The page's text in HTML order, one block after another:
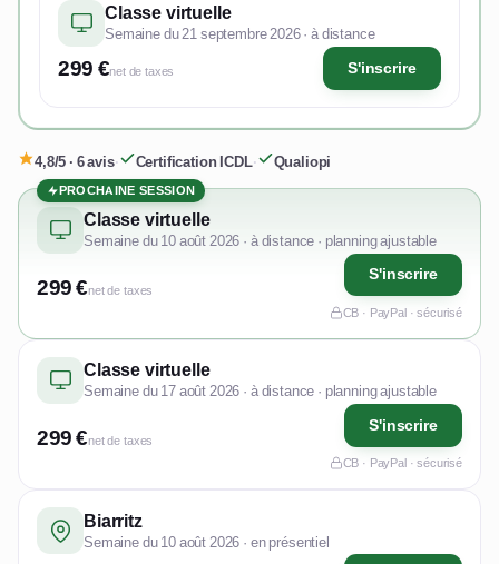
Classe virtuelle
Semaine du 21 septembre 2026 · à distance
299 €net de taxes S'inscrire
4,8/5 · 6 avis· Certification ICDL· Qualiopi
PROCHAINE SESSION
Classe virtuelle
Semaine du 10 août 2026 · à distance · planning ajustable
299 €net de taxes
S'inscrire
CB · PayPal · sécurisé
Classe virtuelle
Semaine du 17 août 2026 · à distance · planning ajustable
299 €net de taxes
S'inscrire
CB · PayPal · sécurisé
Biarritz
Semaine du 10 août 2026 · en présentiel